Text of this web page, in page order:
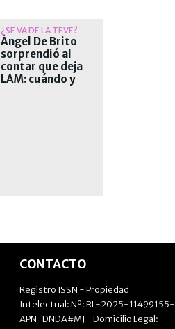
¿SE VA DE LA TEVÉ?
Ángel De Brito
sorprendió al
contar que deja
LAM: cuándo y
CONTACTO
Registro ISSN - Propiedad
Intelectual: Nº: RL-2025-11499155-
APN-DNDA#MJ - Domicilio Legal: